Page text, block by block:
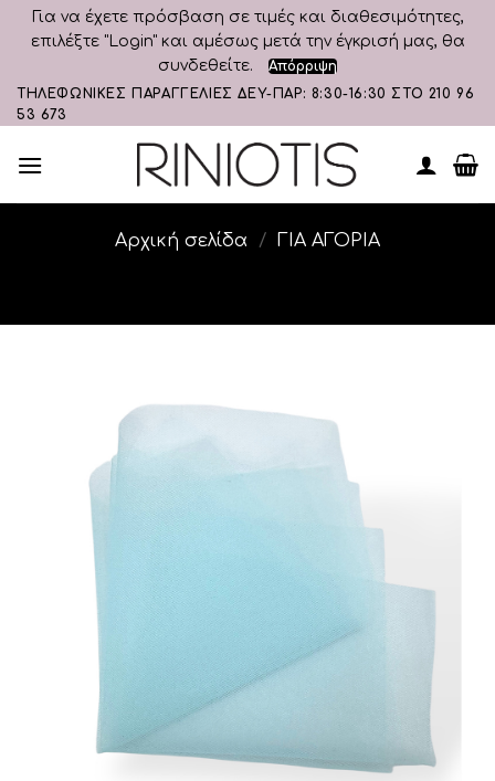
Για να έχετε πρόσβαση σε τιμές και διαθεσιμότητες,
επιλέξτε "Login" και αμέσως μετά την έγκρισή μας, θα
συνδεθείτε.
Απόρριψη
Skip
to
ΤΗΛΕΦΩΝΙΚΕΣ ΠΑΡΑΓΓΕΛΙΕΣ ΔΕΥ-ΠΑΡ: 8:30-16:30 ΣΤΟ 210 96
53 673
Αρχική σελίδα / ΓΙΑ ΑΓΟΡΙΑ